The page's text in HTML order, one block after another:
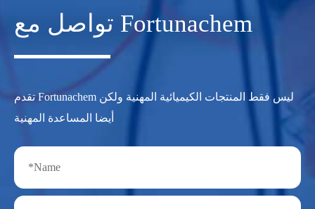
تواصل مع Fortunachem
تقدم Fortunachem ليس فقط المنتجات الكيميائية المهنية ولكن
أيضا المساعدة المهنية